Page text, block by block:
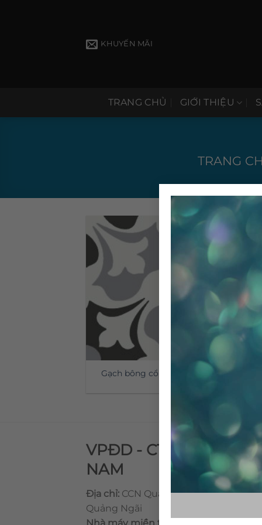
KHUYẾN MÃI
TRANG CHỦ GIỚI THIỆU
TRANG
Gạch bông cổ điển CTS 20.5
VPĐD - CTY TNHH
NAM
Địa chỉ: CCN Quán Lát, Xã Đức
Quảng Ngãi